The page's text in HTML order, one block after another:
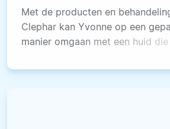
Met de producten en
Clephar kan Yvonne op een
manier omgaan met een huid die